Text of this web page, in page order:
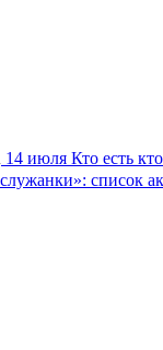
14 июля Кто есть
служанки»: список